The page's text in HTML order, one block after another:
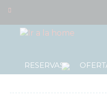
0
RESERVAS